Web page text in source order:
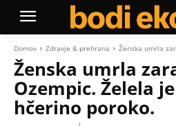
Domov Zdravje & prehrana Ženska umrla
Ženska umrla
Ozempic. Želela
hčerino poroko.